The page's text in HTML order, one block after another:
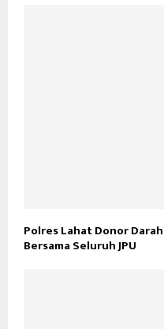
Polres Lahat Donor
Bersama Seluruh JPU